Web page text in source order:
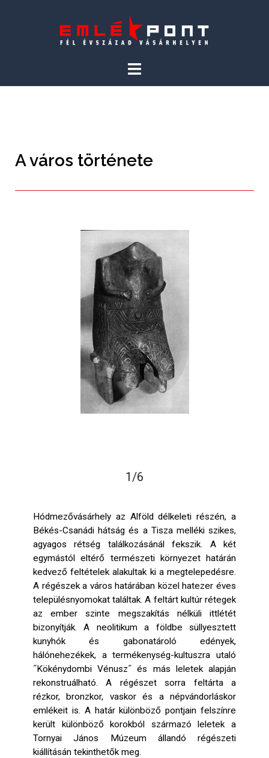
A város története
1/6
Hódmezővásárhely az Alföld délkeleti részén, a
Békés-Csanádi hátság és a Tisza melléki szikes,
agyagos rétség találkozásánál fekszik. A két
egymástól eltérő természeti környezet határán
kedvező feltételek alakultak ki a megtelepedésre.
A régészek a város határában közel hatezer éves
településnyomokat találtak. A feltárt kultúr rétegek
az ember szinte megszakítás nélküli ittlétét
bizonyítják. A neolitikum a földbe süllyesztett
kunyhók és gabonatároló edények,
hálónehezékek, a termékenység-kultuszra utaló
˝Kökénydombi Vénusz˝ és más leletek alapján
rekonstruálható. A régészet sorra feltárta a
rézkor, bronzkor, vaskor és a népvándorláskor
emlékeit is. A határ különböző pontjain felszínre
került különböző korokból származó leletek a
Tornyai János Múzeum állandó régészeti
kiállításán tekinthetők meg.